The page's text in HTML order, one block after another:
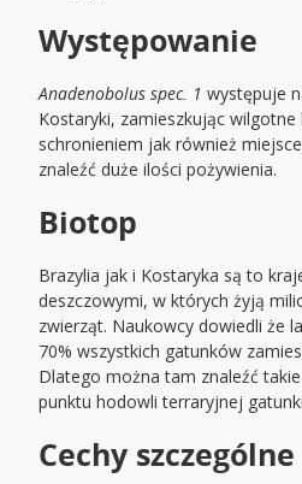
Występowanie
Anadenobolus spec. 1 występuje
Kostaryki, zamieszkując
schronieniem jak również
znaleźć duże ilości pożywienia.
Biotop
Brazylia jak i Kostaryka są to
deszczowymi, w których żyją
zwierząt. Naukowcy dowiedli że
70% wszystkich gatunków
Dlatego można tam znaleźć
punktu hodowli terraryjnej
Cechy szczególne